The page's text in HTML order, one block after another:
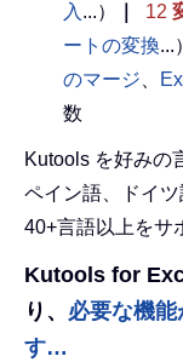
入 ...） 12
ートの変換...）
のマージ
数
Kutools を好みの
ペイン語、ドイ
40+言語以上をサ
Kutools for
り、 必要な機
す…